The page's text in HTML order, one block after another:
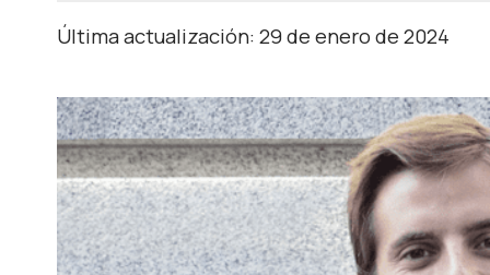
Última actualización: 29 de enero de 2024